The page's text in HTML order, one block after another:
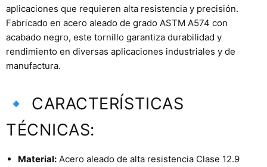
aplicaciones que requieren alta resistencia y precisión.
Fabricado en acero aleado de grado ASTM A574 con
acabado negro, este tornillo garantiza durabilidad y
rendimiento en diversas aplicaciones industriales y de
manufactura.
🔹 CARACTERÍSTICAS
TÉCNICAS:
Material: Acero aleado de alta resistencia Clase 12.9